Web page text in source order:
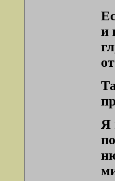
и
Я